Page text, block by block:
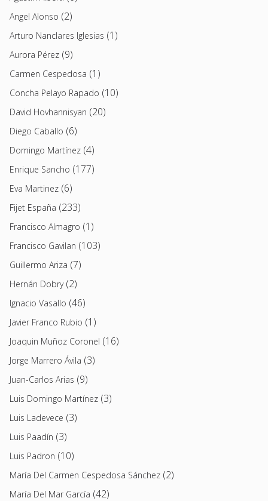
Angel Alonso (2)
Arturo Nanclares Iglesias (1)
Aurora Pérez (9)
Carmen Cespedosa (1)
Concha Pelayo Rapado (10)
David Hovhannisyan (20)
Diego Caballo (6)
Domingo Martínez (4)
Enrique Sancho (177)
Eva Martinez (6)
Fijet España (233)
Francisco Almagro (1)
Francisco Gavilan (103)
Guillermo Ariza (7)
Hernán Dobry(2)
Ignacio Vasallo (46)
Javier Franco Rubio (1)
Joaquin Muñoz Coronel (16)
Jorge Marrero Ávila (3)
Juan-Carlos Arias (9)
Luis Domingo Martínez (3)
Luis Ladevece (3)
Luis Paadín (3)
Luis Padron (10)
María Del Carmen Cespedosa Sánchez (2)
María Del Mar García (42)